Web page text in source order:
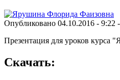
Опубликовано 04.10.2016 - 9:22 -
Презентация для уроков курса
Скачать: